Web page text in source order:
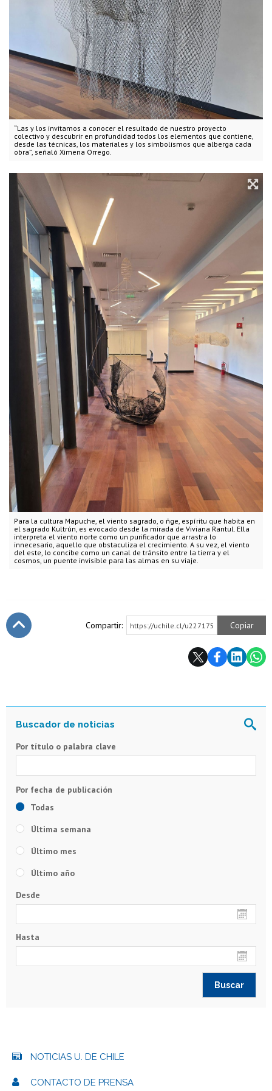
“Las y los invitamos a conocer el resultado de nuestro proyecto
colectivo y descubrir en profundidad todos los elementos que contiene,
desde las técnicas, los materiales y los simbolismos que alberga cada
obra”, señaló Ximena Orrego.
Para la cultura Mapuche, el viento sagrado, o ñge, espíritu que habita en
el sagrado Kultrún, es evocado desde la mirada de Viviana Rantul. Ella
interpreta el viento norte como un purificador que arrastra lo
innecesario, aquello que obstaculiza el crecimiento. A su vez, el viento
del este, lo concibe como un canal de tránsito entre la tierra y el
cosmos, un puente invisible para las almas en su viaje.
Compartir: https://uchile.cl/u227175 Copiar
Por título o palabra clave
Todas
Última semana
Último mes
Último año
Desde
Hasta
NOTICIAS U. DE CHILE
CONTACTO DE PRENSA